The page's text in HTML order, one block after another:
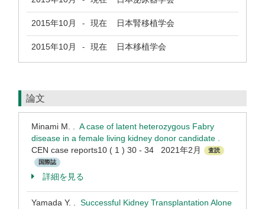
2015年10月 - 現在 日本腎移植学会
2015年10月 - 現在 日本移植学会
論文
Minami M. . A case of latent heterozygous Fabry
disease in a female living kidney donor candidate .
CEN case reports10 ( 1 ) 30 - 34 2021年2月
査読
国際誌
詳細を見る
Yamada Y. . Successful Kidney Transplantation Alone